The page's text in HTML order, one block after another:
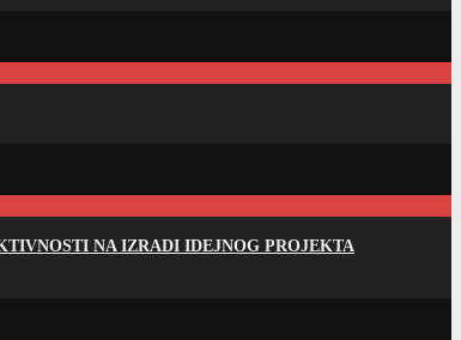
NA IZRADI IDEJNOG PROJEKTA